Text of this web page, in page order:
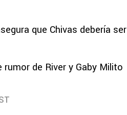
que Chivas debería
de River y Gaby Milito